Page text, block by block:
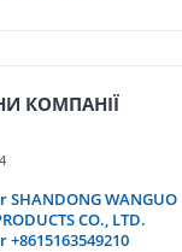
труба
КОМПАНІЇ
SHANDONG WANGUO
CO., LTD.
+8615163549210